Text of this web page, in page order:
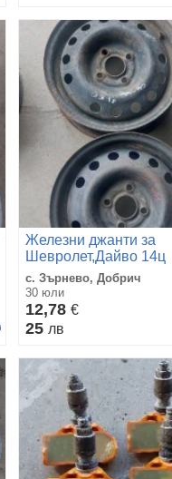
Железни джанти за
Шевролет,Дайво 14ц
с. Зърнево, Добрич
30 юли
12,78 €
25 лв